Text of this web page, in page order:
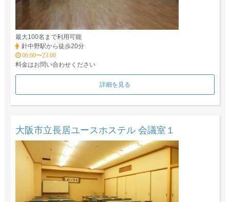
最大100名まで利用可能
針中野駅から徒歩20分
06:00〜23:00
料金はお問い合わせください
詳細を見る
大阪市立長居ユースホステル 会議室１